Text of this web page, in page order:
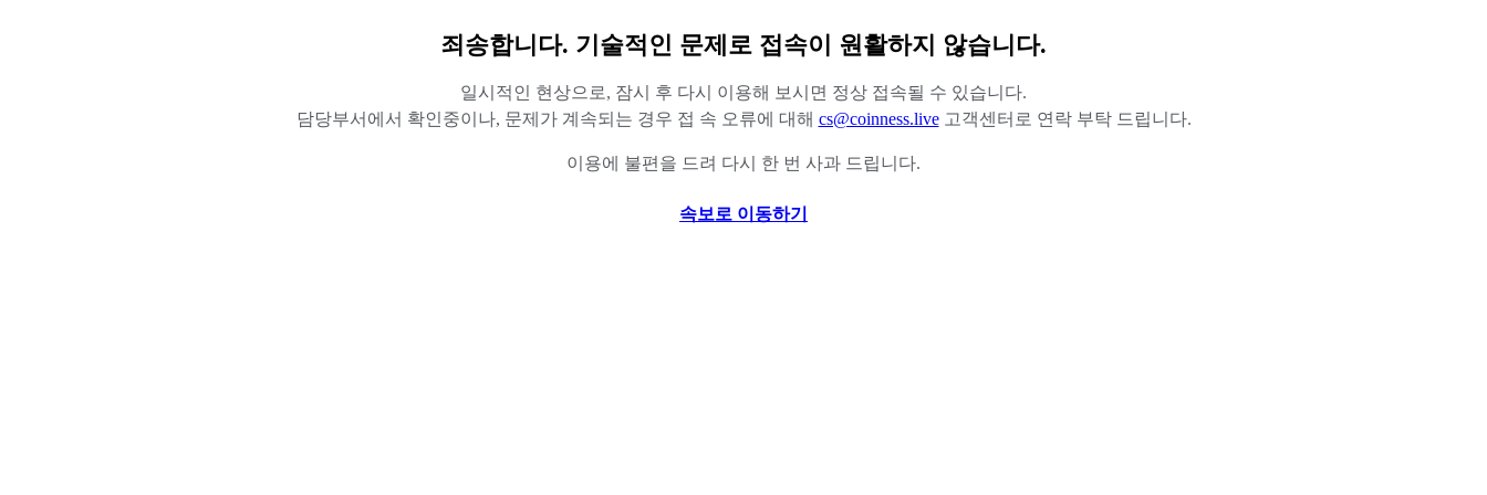
죄송합니다. 기술적인 문제로 접속이 원활하지 않습니다.
일시적인 현상으로, 잠시 후 다시 이용해 보시면 정상 접속될 수 있습니다.
담당부서에서 확인중이나, 문제가 계속되는 경우 접 속 오류에 대해 cs@coinness.live 고객센터로 연락 부탁 드립니다.
이용에 불편을 드려 다시 한 번 사과 드립니다.
속보로 이동하기